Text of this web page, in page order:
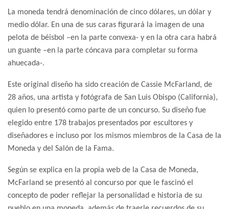
La moneda tendrá denominación de cinco dólares, un dólar y
medio dólar. En una de sus caras figurará la imagen de una
pelota de béisbol –en la parte convexa- y en la otra cara habrá
un guante –en la parte cóncava para completar su forma
ahuecada-.
Este original diseño ha sido creación de Cassie McFarland, de
28 años, una artista y fotógrafa de San Luis Obispo (California),
quien lo presentó como parte de un concurso. Su diseño fue
elegido entre 178 trabajos presentados por escultores y
diseñadores e incluso por los mismos miembros de la Casa de la
Moneda y del Salón de la Fama.
Según se explica en la propia web de la Casa de Moneda,
McFarland se presentó al concurso por que le fascinó el
concepto de poder reflejar la personalidad e historia de su